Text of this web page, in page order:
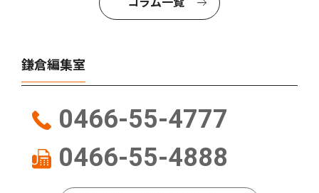
鎌倉編集室
0466-55-4777
0466-55-4888